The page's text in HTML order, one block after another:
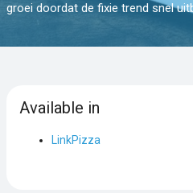
groei doordat de fixie trend snel
Available in
LinkPizza